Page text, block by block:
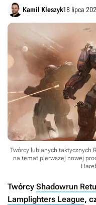
Kamil Kleszyk18 lipca
Twórcy lubianych taktycznych
na temat pierwszej nowej
Twórcy Shadowrun
Lamplighters League,